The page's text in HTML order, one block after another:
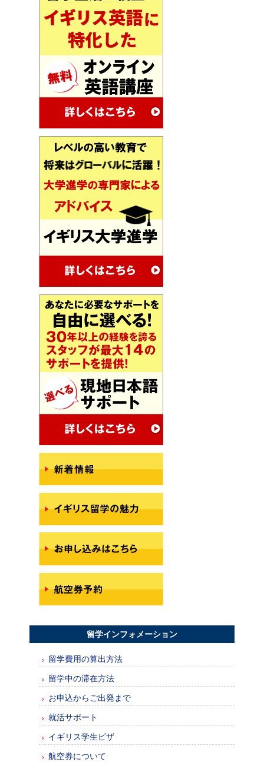
留学インフォメーション
留学費用の算出方法
留学中の滞在方法
お申込からご出発まで
就活サポート
イギリス学生ビザ
航空券について